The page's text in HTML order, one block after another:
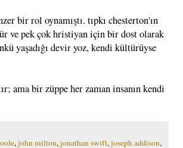
bir rol oynamıştı. tıpkı chesterton'ın
ve pek çok hristiyan için bir dost olarak
yaşadığı devir yoz, kendi kültürüyse
ama bir züppe her zaman insanın kendi
,john milton,jonathan swift,joseph addison,